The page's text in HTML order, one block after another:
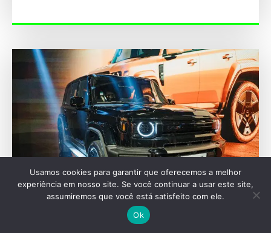
FESTIVAL INTERLAGOS
Usamos cookies para garantir que oferecemos a melhor
experiência em nosso site. Se você continuar a usar este site,
assumiremos que você está satisfeito com ele.
Ok